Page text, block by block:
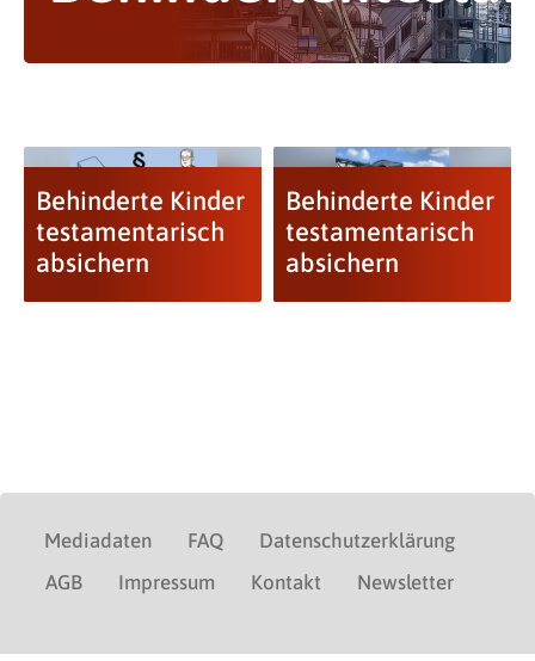
Behinderte Kinder
testamentarisch
absichern
Behinderte Kinder
testamentarisch
absichern
Mediadaten FAQ
Datenschutzerklärung
AGB
Impressum Kontakt Newsletter